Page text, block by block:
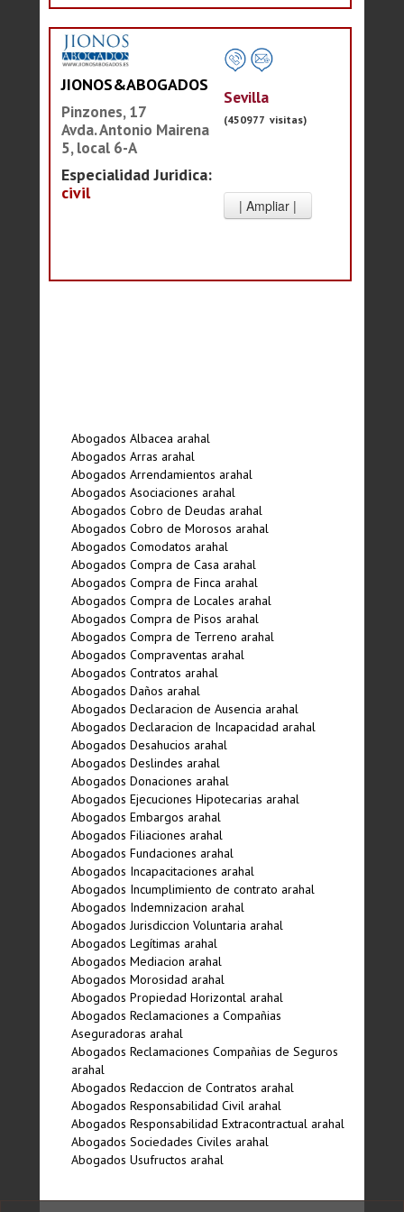
JIONOS&ABOGADOS
Pinzones, 17
Avda. Antonio Mairena
5, local 6-A
Especialidad Juridica:
civil
Sevilla
(450977 visitas)
Abogados Albacea arahal
Abogados Arras arahal
Abogados Arrendamientos arahal
Abogados Asociaciones arahal
Abogados Cobro de Deudas arahal
Abogados Cobro de Morosos arahal
Abogados Comodatos arahal
Abogados Compra de Casa arahal
Abogados Compra de Finca arahal
Abogados Compra de Locales arahal
Abogados Compra de Pisos arahal
Abogados Compra de Terreno arahal
Abogados Compraventas arahal
Abogados Contratos arahal
Abogados Daños arahal
Abogados Declaracion de Ausencia arahal
Abogados Declaracion de Incapacidad arahal
Abogados Desahucios arahal
Abogados Deslindes arahal
Abogados Donaciones arahal
Abogados Ejecuciones Hipotecarias arahal
Abogados Embargos arahal
Abogados Filiaciones arahal
Abogados Fundaciones arahal
Abogados Incapacitaciones arahal
Abogados Incumplimiento de contrato arahal
Abogados Indemnizacion arahal
Abogados Jurisdiccion Voluntaria arahal
Abogados Legí­timas arahal
Abogados Mediacion arahal
Abogados Morosidad arahal
Abogados Propiedad Horizontal arahal
Abogados Reclamaciones a Compañias
Aseguradoras arahal
Abogados Reclamaciones Compañias de Seguros
arahal
Abogados Redaccion de Contratos arahal
Abogados Responsabilidad Civil arahal
Abogados Responsabilidad Extracontractual arahal
Abogados Sociedades Civiles arahal
Abogados Usufructos arahal